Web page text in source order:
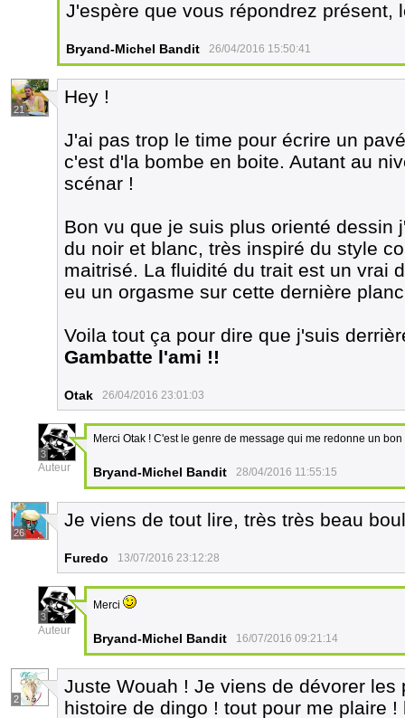
J'espère que vous répondrez
Bryand-Michel Bandit 26/04/2016 15:50:41
21
Hey !
J'ai pas trop le time pour écrire un
c'est d'la bombe en boite. Autant au
scénar !
Bon vu que je suis plus orienté dessin
du noir et blanc, très inspiré du style
maitrisé. La fluidité du trait est un vrai
eu un orgasme sur cette dernière
Voila tout ça pour dire que j'suis
Gambatte l'ami !!
Otak 26/04/2016 23:01:03
3
Auteur
Merci Otak ! C'est le genre de message qui me redonne un
Bryand-Michel Bandit 28/04/2016 11:55:15
26
Je viens de tout lire, très très beau
Furedo 13/07/2016 23:12:28
3
Auteur
Merci
Bryand-Michel Bandit 16/07/2016 09:21:14
2
Juste Wouah ! Je viens de dévorer
histoire de dingo ! tout pour me plaire